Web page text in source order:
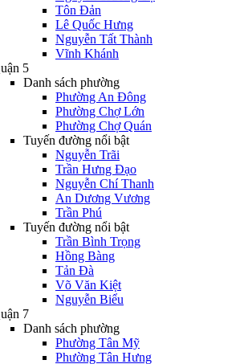
Tôn Đản
Lê Quốc Hưng
Nguyễn Tất Thành
Vĩnh Khánh
5
Danh sách phường
Phường An Đông
Phường Chợ Lớn
Phường Chợ Quán
Tuyến đường nổi bật
Nguyễn Trãi
Trần Hưng Đạo
Nguyễn Chí Thanh
An Dương Vương
Trần Phú
Tuyến đường nổi bật
Trần Bình Trọng
Hồng Bàng
Tản Đà
Võ Văn Kiệt
Nguyễn Biểu
7
Danh sách phường
Phường Tân Mỹ
Phường Tân Hưng